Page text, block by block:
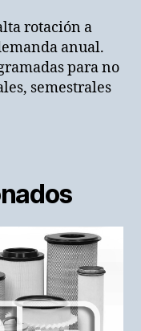
rotación a
anual.
para no
semestrales